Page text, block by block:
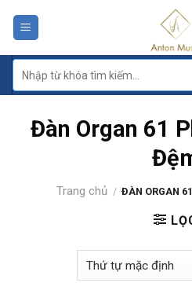
kiếm:
Đàn Organ 61
Trang chủ / ĐÀN ORGAN